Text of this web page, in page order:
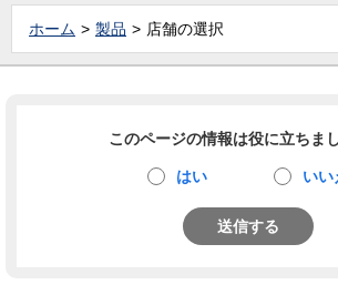
ホーム 製品 店舗の選択
このページの情報は役に立ちま
はい いい
送信する